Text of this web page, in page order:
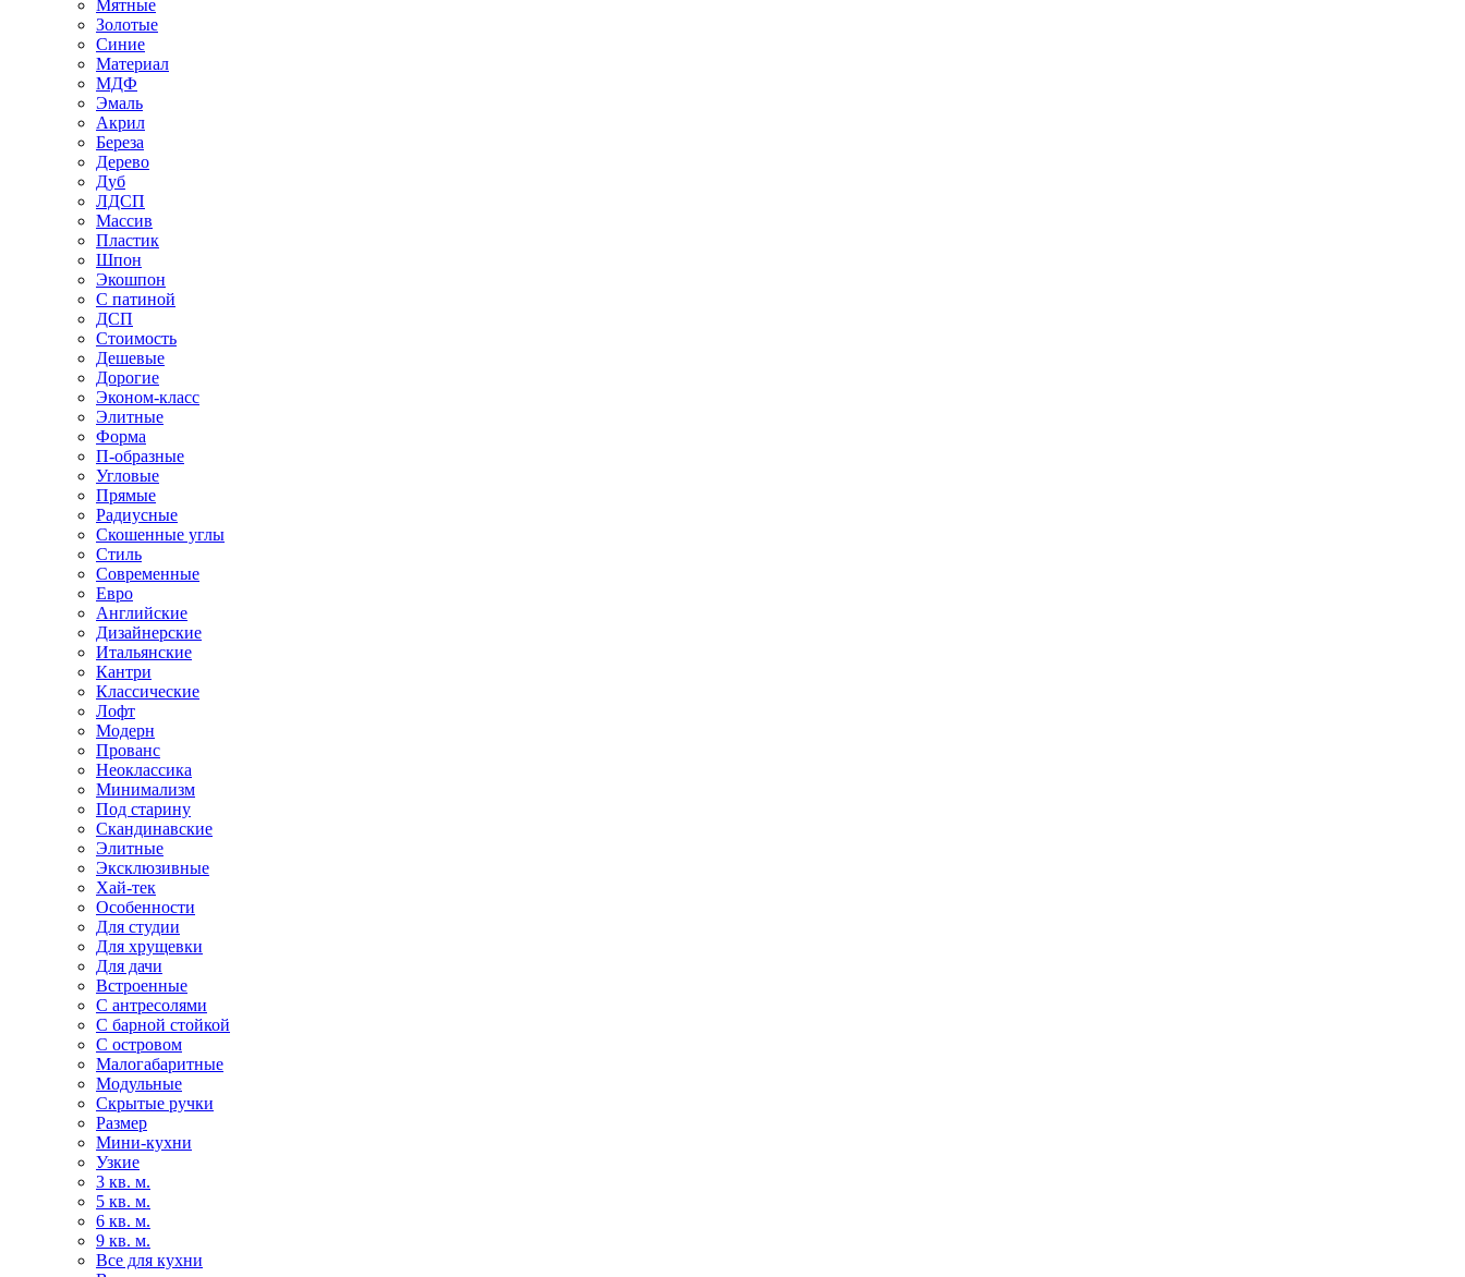
Мятные
Золотые
Синие
Материал
МДФ
Эмаль
Акрил
Береза
Дерево
Дуб
ЛДСП
Массив
Пластик
Шпон
Экошпон
С патиной
ДСП
Стоимость
Дешевые
Дорогие
Эконом-класс
Элитные
Форма
П-образные
Угловые
Прямые
Радиусные
Скошенные углы
Стиль
Современные
Евро
Английские
Дизайнерские
Итальянские
Кантри
Классические
Лофт
Модерн
Прованс
Неоклассика
Минимализм
Под старину
Скандинавские
Элитные
Эксклюзивные
Хай-тек
Особенности
Для студии
Для хрущевки
Для дачи
Встроенные
С антресолями
С барной стойкой
С островом
Малогабаритные
Модульные
Скрытые ручки
Размер
Мини-кухни
Узкие
3 кв. м.
5 кв. м.
6 кв. м.
9 кв. м.
Все для кухни